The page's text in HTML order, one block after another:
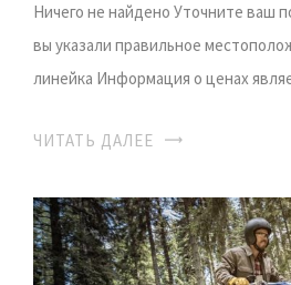
Ничего не найдено Уточните ваш
вы указали правильное
линейка Информация о ценах
ЧИТАТЬ ДАЛЕЕ